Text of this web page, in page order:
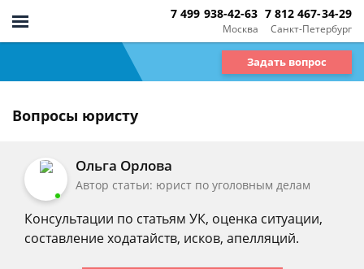
Москва
7 499 938-42-63
Санкт-Петербург
7 812 467-34-29
Задать вопрос
Вопросы юристу
Ольга Орлова
Автор статьи: юрист по уголовным делам
Консультации по статьям УК, оценка ситуации,
составление ходатайств, исков, апелляций.